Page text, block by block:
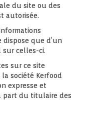
du site ou des
autorisée.
que d’un
sur celles-ci.
sur ce site
société Kerfood
expresse et
part du titulaire des